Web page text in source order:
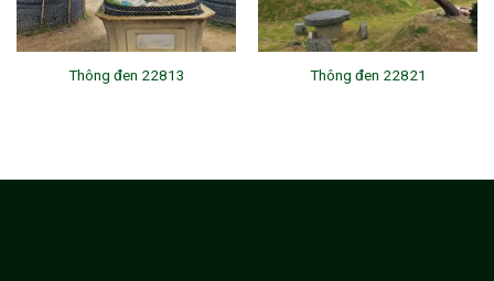
Thông đen 22813 Thông đen 22821